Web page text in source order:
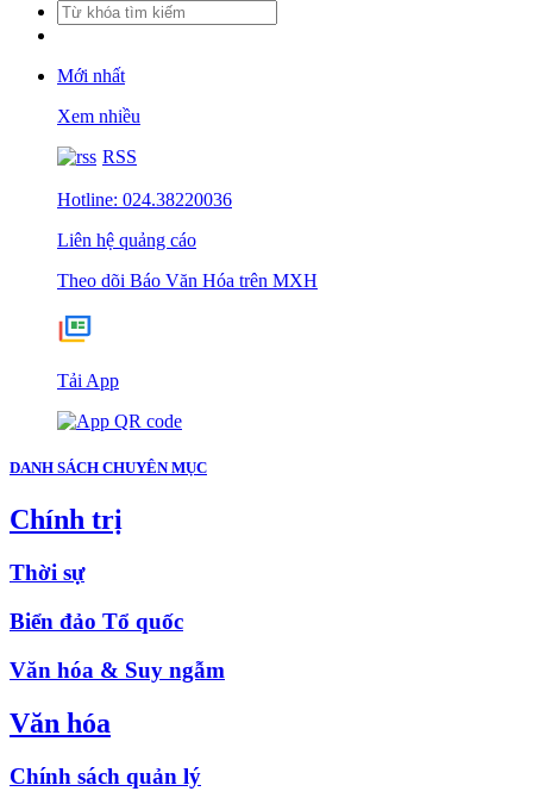
Mới nhất
Xem nhiều
RSS
Hotline: 024.38220036
Liên hệ quảng cáo
Theo dõi Báo Văn Hóa trên MXH
Tải App
DANH SÁCH CHUYÊN MỤC
Chính trị
Thời sự
Biển đảo Tổ quốc
Văn hóa & Suy ngẫm
Văn hóa
Chính sách quản lý